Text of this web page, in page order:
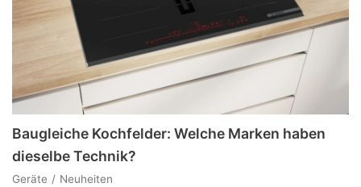
Baugleiche Kochfelder: Welche Marken haben
dieselbe Technik?
Geräte Neuheiten